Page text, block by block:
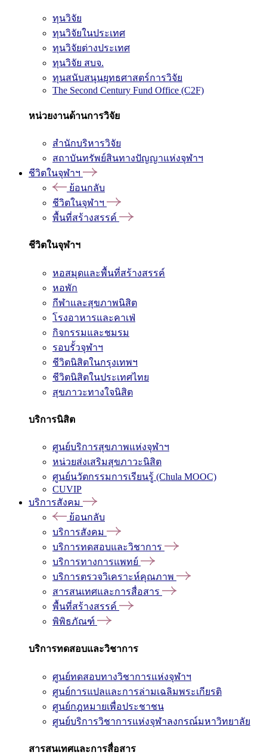
ทุนวิจัย
ทุนวิจัยในประเทศ
ทุนวิจัยต่างประเทศ
ทุนวิจัย สบจ.
ทุนสนับสนุนยุทธศาสตร์การวิจัย
The Second Century Fund Office (C2F)
หน่วยงานด้านการวิจัย
สำนักบริหารวิจัย
สถาบันทรัพย์สินทางปัญญาแห่งจุฬาฯ
ชีวิตในจุฬาฯ
ย้อนกลับ
ชีวิตในจุฬาฯ
พื้นที่สร้างสรรค์
ชีวิตในจุฬาฯ
หอสมุดและพื้นที่สร้างสรรค์
หอพัก
กีฬาและสุขภาพนิสิต
โรงอาหารและคาเฟ่
กิจกรรมและชมรม
รอบรั้วจุฬาฯ
ชีวิตนิสิตในกรุงเทพฯ
ชีวิตนิสิตในประเทศไทย
สุขภาวะทางใจนิสิต
บริการนิสิต
ศูนย์บริการสุขภาพแห่งจุฬาฯ
หน่วยส่งเสริมสุขภาวะนิสิต
ศูนย์นวัตกรรมการเรียนรู้ (Chula MOOC)
CUVIP
บริการสังคม
ย้อนกลับ
บริการสังคม
บริการทดสอบและวิชาการ
บริการทางการแพทย์
บริการตรวจวิเคราะห์คุณภาพ
สารสนเทศและการสื่อสาร
พื้นที่สร้างสรรค์
พิพิธภัณฑ์
บริการทดสอบและวิชาการ
ศูนย์ทดสอบทางวิชาการแห่งจุฬาฯ
ศูนย์การแปลและการล่ามเฉลิมพระเกียรติ
ศูนย์กฎหมายเพื่อประชาชน
ศูนย์บริการวิชาการแห่งจุฬาลงกรณ์มหาวิทยาลัย
สารสนเทศและการสื่อสาร